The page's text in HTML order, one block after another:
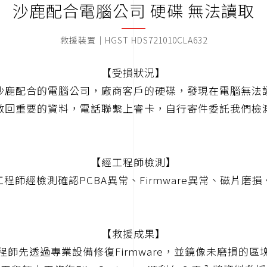
沙鹿配合電腦公司 硬碟 無法讀取
救援裝置｜HGST HDS721010CLA632
【受損狀況】
鹿配合的電腦公司，廠商客戶的硬碟，發現在電腦無法
回重要的資料，電話聯繫上睿卡，自行寄件委託我們檢
【經工程師檢測】
程師經檢測確認PCBA異常、Firmware異常、磁片磨損
【救援成果】
師先透過專業設備修復Firmware，並鏡像未磨損的區